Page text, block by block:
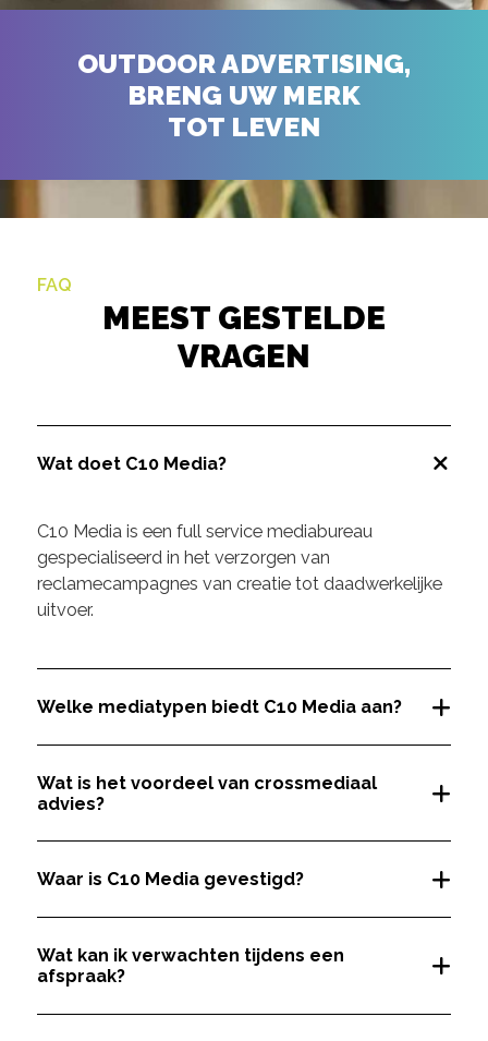
OUTDOOR ADVERTISING,
BRENG UW MERK
TOT LEVEN
FAQ
MEEST GESTELDE
VRAGEN
Wat doet C10 Media?
C10 Media is een full service mediabureau
gespecialiseerd in het verzorgen van
reclamecampagnes van creatie tot daadwerkelijke
uitvoer.
Welke mediatypen biedt C10 Media aan?
Wat is het voordeel van crossmediaal
advies?
Waar is C10 Media gevestigd?
Wat kan ik verwachten tijdens een
afspraak?